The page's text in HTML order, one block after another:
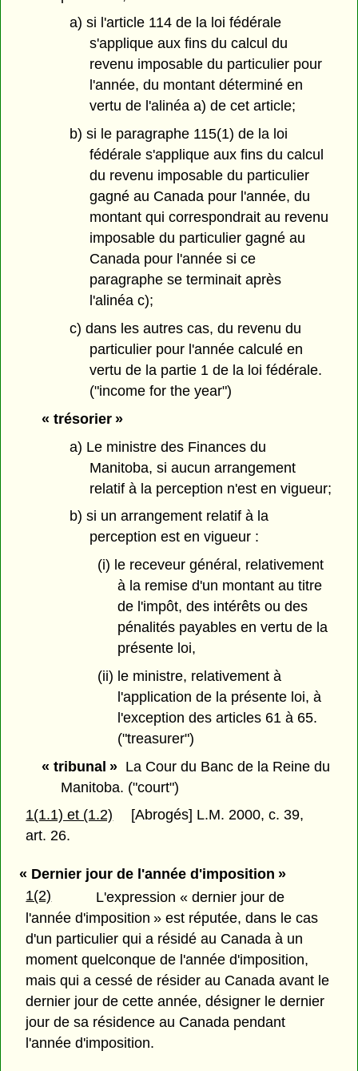
a) si l'article 114 de la loi fédérale
s'applique aux fins du calcul du
revenu imposable du particulier pour
l'année, du montant déterminé en
vertu de l'alinéa a) de cet article;
b) si le paragraphe 115(1) de la loi
fédérale s'applique aux fins du calcul
du revenu imposable du particulier
gagné au Canada pour l'année, du
montant qui correspondrait au revenu
imposable du particulier gagné au
Canada pour l'année si ce
paragraphe se terminait après
l'alinéa c);
c) dans les autres cas, du revenu du
particulier pour l'année calculé en
vertu de la partie 1 de la loi fédérale.
("income for the year")
« trésorier »
a) Le ministre des Finances du
Manitoba, si aucun arrangement
relatif à la perception n'est en vigueur;
b) si un arrangement relatif à la
perception est en vigueur :
(i) le receveur général, relativement
à la remise d'un montant au titre
de l'impôt, des intérêts ou des
pénalités payables en vertu de la
présente loi,
(ii) le ministre, relativement à
l'application de la présente loi, à
l'exception des articles 61 à 65.
("treasurer")
« tribunal »La Cour du Banc de la Reine du
Manitoba. ("court")
1(1.1) et (1.2) [Abrogés] L.M. 2000, c. 39,
art. 26.
« Dernier jour de l'année d'imposition »
1(2)
L'expression « dernier jour de
l'année d'imposition » est réputée, dans le cas
d'un particulier qui a résidé au Canada à un
moment quelconque de l'année d'imposition,
mais qui a cessé de résider au Canada avant le
dernier jour de cette année, désigner le dernier
jour de sa résidence au Canada pendant
l'année d'imposition.